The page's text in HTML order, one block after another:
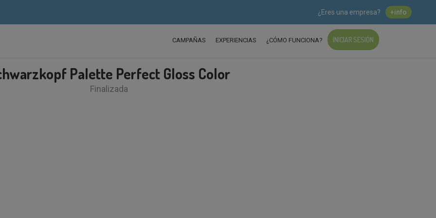
¿Eres una empresa? +info
CAMPAÑAS EXPERIENCIAS ¿CÓMO FUNCIONA? INICIAR SESIÓN
Palette Perfect Gloss Color
Finalizada